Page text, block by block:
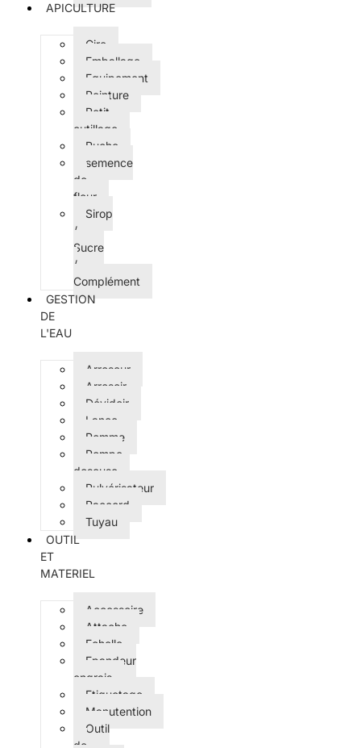
APICULTURE
Cire
Emballage
Equipement
Peinture
Petit
outillage
Ruche
semence
de
fleur
Sirop
/
Sucre
/
Complément
GESTION
DE
L'EAU
Arroseur
Arrosoir
Dévidoir
Lance
Pomme
Pompe
doseuse
Pulvérisateur
Raccord
Tuyau
OUTIL
ET
MATERIEL
Accessoire
Attache
Echelle
Epandeur
engrais
Etiquetage
Manutention
Outil